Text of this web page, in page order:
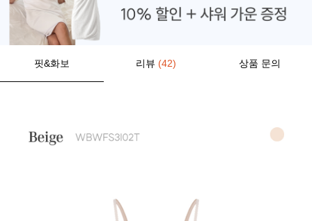
핏&화보 리뷰 (42) 상품 문의